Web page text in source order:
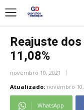
Reajuste
11,08%
novembro 10, 2021
Atualizado: novembro 10,
WhatsApp